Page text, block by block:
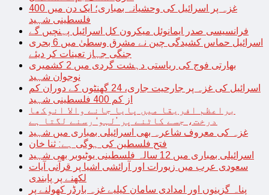
غزہ پر اسرائیل کی وحشیانہ بمباری؛ ایک دن میں 400
فلسطینی شہید
فرانسیسی صدر ایمانوئل میکرون کل اسرائیل پہنچیں گے
اسرائیل حماس کشیدگی چین نے مشرق وسطیٰ میں 6 بحری
جنگی جہاز تعینات کر دیئے
بھارتی فوج کی ریاستی دہشت گردی میں 2 کشمیری
نوجوان شہید
اسرائیل کی غزہ پر جارحیت جاری، 24 گھنٹوں کے دوران کم
از کم 400 فلسطینی شہید
براعظم افریقا میں پایا جانے والا انوکھا
درخت، جسے کاٹنے پر ’لہو‘ رسنے لگتا ہے
غزہ کی معروف شاعرہ بھی اسرائیلی بمباری میں شہید
فتح فلسطین کی ہوگی ہے: ثنا خان
اسرائیلی بمباری میں 12 سالہ فلسطینی یوٹیوبر بھی شہید
سعودی عرب میں زیورات اور آرائشی اشیا پر قرآنی آیات
لکھنے پر پابندی
پناہ گزینوں اور امدادی سامان کیلیے غزہ بارڈر کھولنے پر